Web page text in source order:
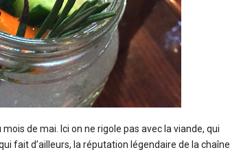
de mai. Ici on ne rigole pas avec la viande, qui
fait d’ailleurs, la réputation légendaire de la chaîne